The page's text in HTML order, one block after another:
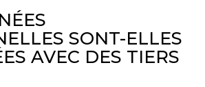
SONT-ELLES
AVEC DES TIERS